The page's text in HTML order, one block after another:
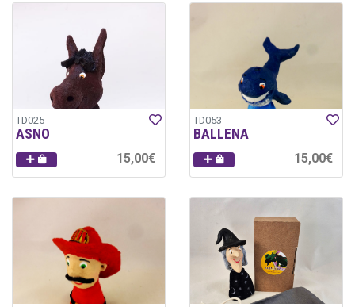
TD025
ASNO
15,00€
TD053
BALLENA
15,00€